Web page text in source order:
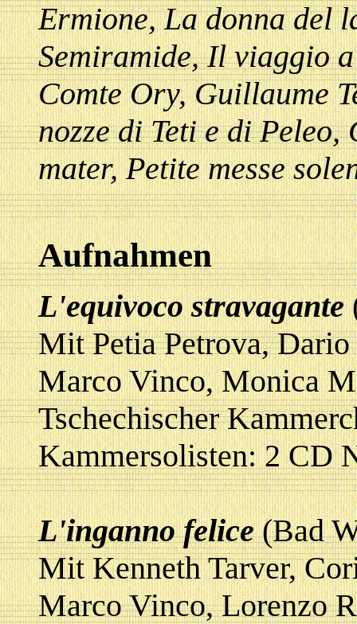
Ermione, La donna del
Semiramide, Il viaggio
Comte Ory, Guillaume
nozze di Teti e di
mater, Petite messe
Aufnahmen
L'equivoco stravagante
Mit Petia Petrova,
Marco Vinco, Monica
Tschechischer
Kammersolisten: 2 CD
L'inganno felice(Bad
Mit Kenneth Tarver,
Marco Vinco, Lorenzo